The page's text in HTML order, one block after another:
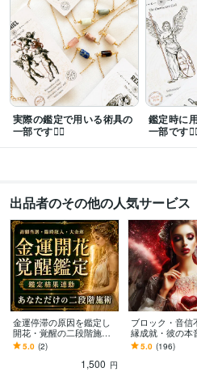
実際の鑑定で用いる術具の
一部です❁⃘
鑑定時に
一部です
出品者のその他の人気サービス
金運停滞の原因を鑑定し
開花・覚醒の二段階施術
します 入っても出ていく
お金の流れを、受け取
り・守り・増やす力へ
5.0 (2)
1,500 円
ブロック・音
縁成就・彼の本
ます 彼があなた
っているのか、
霊視タロット
5.0 (196)